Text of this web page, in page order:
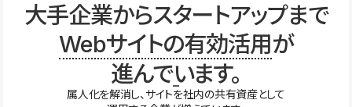
大手企業からスタートアップまで
Webサイトの有効活用が
進んでいます。
属人化を解消し、サイトを社内の共有資産として